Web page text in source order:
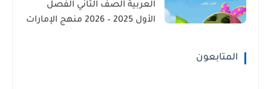
العربية الصف الثاني الفصل
الأول 2025 – 2026 منهج الإمارات
المتابعون